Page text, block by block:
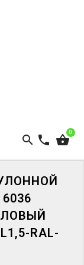
0
RAL-